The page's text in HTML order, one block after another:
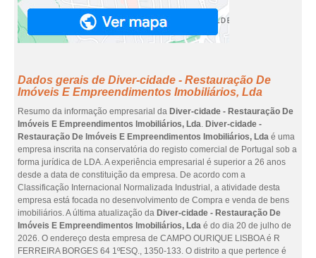
Dados gerais de Diver-cidade - Restauração De
Imóveis E Empreendimentos Imobiliários, Lda
Resumo da informação empresarial da Diver-cidade - Restauração De
Imóveis E Empreendimentos Imobiliários, Lda. Diver-cidade -
Restauração De Imóveis E Empreendimentos Imobiliários, Lda é uma
empresa inscrita na conservatória do registo comercial de Portugal sob a
forma jurídica de LDA. A experiência empresarial é superior a 26 anos
desde a data de constituição da empresa. De acordo com a
Classificação Internacional Normalizada Industrial, a atividade desta
empresa está focada no desenvolvimento de Compra e venda de bens
imobiliários. A última atualização da Diver-cidade - Restauração De
Imóveis E Empreendimentos Imobiliários, Lda é do dia 20 de julho de
2026. O endereço desta empresa de CAMPO OURIQUE LISBOA é R
FERREIRA BORGES 64 1ºESQ., 1350-133. O distrito a que pertence é